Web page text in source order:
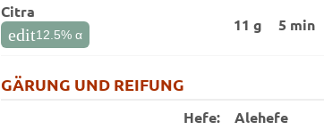
Citra
edit12.5% α
11 g 5 min
GÄRUNG UND REIFUNG
Hefe:
Alehefe